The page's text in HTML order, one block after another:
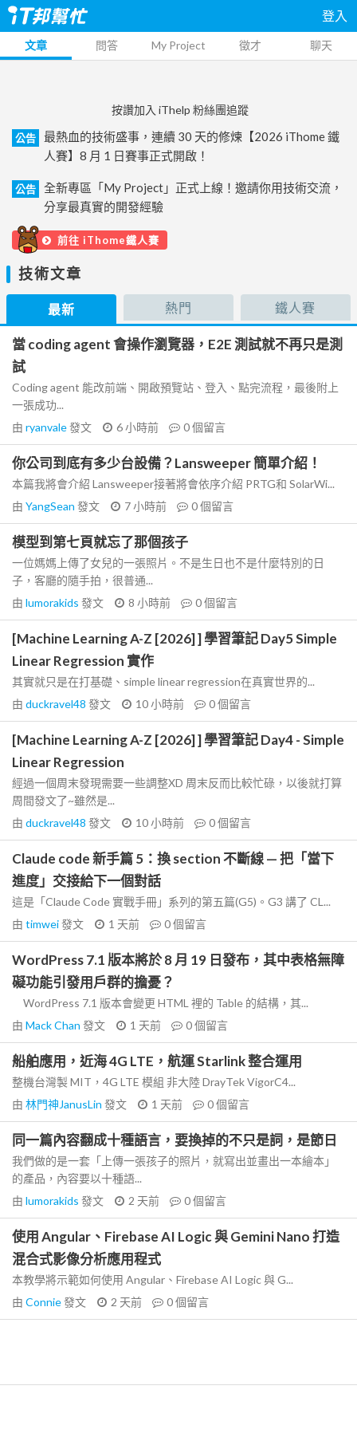
登入
文章 問答 My Project 徵才 聊天
按讚加入 iThelp 粉絲團追蹤
公告
最熱血的技術盛事，連續 30 天的修煉【2026 iThome 鐵
人賽】8 月 1 日賽事正式開啟！
公告
全新專區「My Project」正式上線！邀請你用技術交流，
分享最真實的開發經驗
前往 iThome鐵人賽
技術文章
最新 熱門 鐵人賽
當 coding agent 會操作瀏覽器，E2E 測試就不再只是測
試
Coding agent 能改前端、開啟預覽站、登入、點完流程，最後附上
一張成功...
由 ryanvale發文 6 小時前 0個留言
你公司到底有多少台設備？Lansweeper 簡單介紹！
本篇我將會介紹 Lansweeper接著將會依序介紹 PRTG和 SolarWi...
由 YangSean 發文 7 小時前 0個留言
模型到第七頁就忘了那個孩子
一位媽媽上傳了女兒的一張照片。不是生日也不是什麼特別的日
子，客廳的隨手拍，很普通...
由 lumorakids 發文 8 小時前 0個留言
[Machine Learning A-Z [2026] ] 學習筆記 Day5 Simple
Linear Regression 實作
其實就只是在打基礎、simple linear regression在真實世界的...
由 duckravel48 發文 10 小時前 0個留言
[Machine Learning A-Z [2026] ] 學習筆記 Day4 - Simple
Linear Regression
經過一個周末發現需要一些調整XD 周末反而比較忙碌，以後就打算
周間發文了~雖然是...
由 duckravel48 發文 10 小時前 0個留言
Claude code 新手篇 5：換 section 不斷線 — 把「當下
進度」交接給下一個對話
這是「Claude Code 實戰手冊」系列的第五篇(G5)。G3 講了 CL...
由 timwei發文 1 天前 0個留言
WordPress 7.1 版本將於 8 月 19 日發布，其中表格無障
礙功能引發用戶群的擔憂？
WordPress 7.1 版本會變更 HTML 裡的 Table 的結構，其...
由 Mack Chan 發文 1 天前 0個留言
船舶應用，近海 4G LTE，航運 Starlink 整合運用
整機台灣製 MIT，4G LTE 模組 非大陸 DrayTek VigorC4...
由 林門神JanusLin 發文 1 天前 0個留言
同一篇內容翻成十種語言，要換掉的不只是詞，是節日
我們做的是一套「上傳一張孩子的照片，就寫出並畫出一本繪本」
的產品，內容要以十種語...
由 lumorakids 發文 2 天前 0個留言
使用 Angular、Firebase AI Logic 與 Gemini Nano 打造
混合式影像分析應用程式
本教學將示範如何使用 Angular、Firebase AI Logic 與 G...
由 Connie發文 2 天前 0個留言